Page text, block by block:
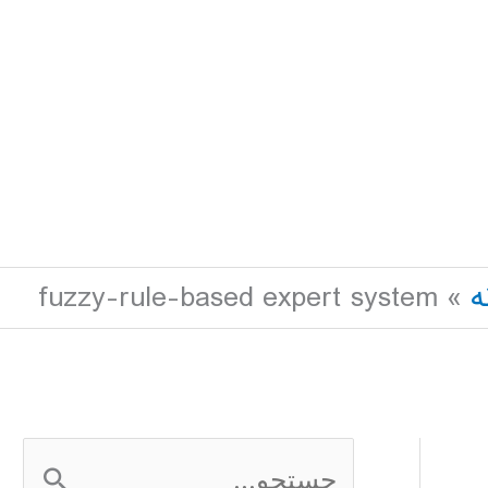
fuzzy-rule-based expert system